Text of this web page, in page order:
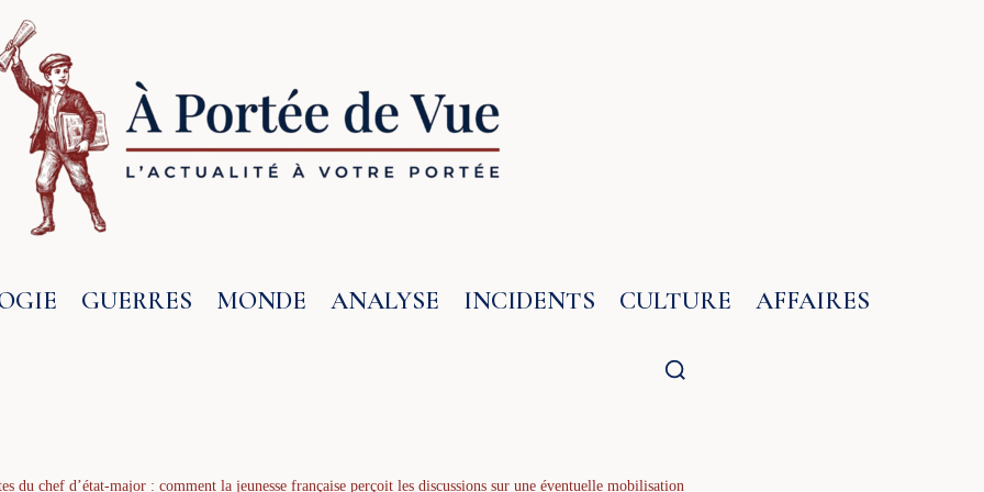
GUERRES MONDE ANALYSE INCIDENTS CULTURE AFFAIRES
du chef d’état-major : comment la jeunesse française perçoit les discussions sur une éventuelle mobilisation